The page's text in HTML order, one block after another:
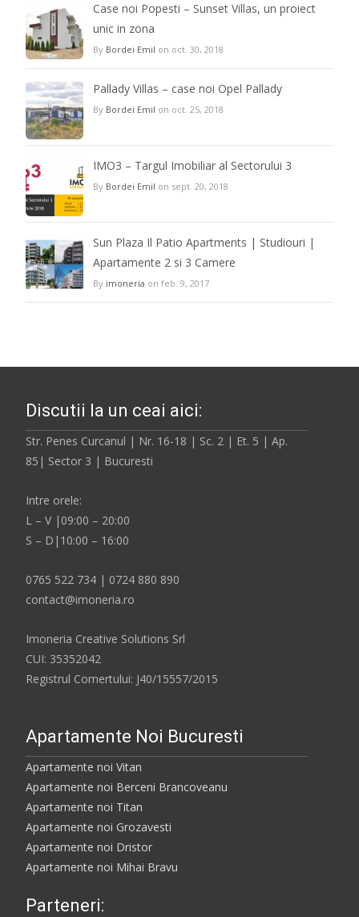
Case noi Popesti – Sunset Villas, un proiect
unic in zona
By Bordei Emil on oct. 30, 2018
Pallady Villas – case noi Opel Pallady
By Bordei Emil on oct. 25, 2018
IMO3 – Targul Imobiliar al Sectorului 3
By Bordei Emil on sept. 20, 2018
Sun Plaza Il Patio Apartments | Studiouri |
Apartamente 2 si 3 Camere
By imoneria on feb. 9, 2017
Discutii la un ceai aici:
Str. Penes Curcanul | Nr. 16-18 | Sc. 2 | Et. 5 | Ap.
85| Sector 3 | Bucuresti
Intre orele:
L – V |09:00 – 20:00
S – D|10:00 – 16:00
0765 522 734 | 0724 880 890
contact@imoneria.ro
Imoneria Creative Solutions Srl
CUI: 35352042
Registrul Comertului: J40/15557/2015
Apartamente Noi Bucuresti
Apartamente noi Vitan
Apartamente noi Berceni Brancoveanu
Apartamente noi Titan
Apartamente noi Grozavesti
Apartamente noi Dristor
Apartamente noi Mihai Bravu
Parteneri: